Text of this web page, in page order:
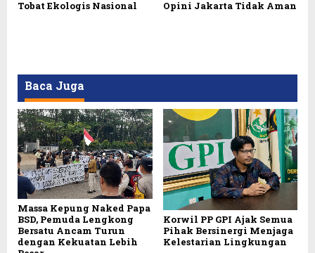
Tobat Ekologis Nasional
Opini Jakarta Tidak Aman
Baca Juga
Massa Kepung Naked Papa
BSD, Pemuda Lengkong
Bersatu Ancam Turun
dengan Kekuatan Lebih
Korwil PP GPI Ajak Semua
Pihak Bersinergi Menjaga
Kelestarian Lingkungan